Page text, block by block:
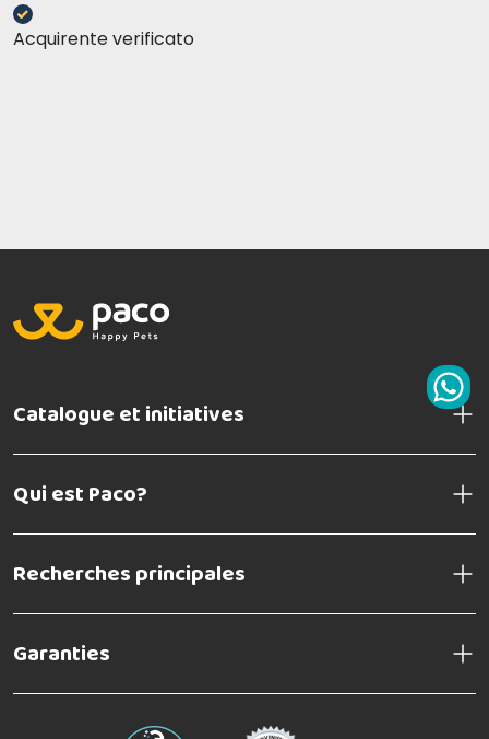
Acquirente verificato
Catalogue et initiatives
Qui est Paco?
Recherches principales
Garanties